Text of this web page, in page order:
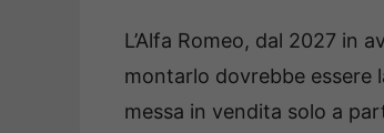
L’Alfa Romeo, dal 2027 in
montarlo dovrebbe essere
messa in vendita solo a